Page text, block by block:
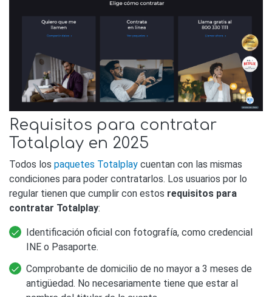
Requisitos para contratar
Totalplay en 2025
Todos los paquetes Totalplay cuentan con las mismas
condiciones para poder contratarlos. Los usuarios por lo
regular tienen que cumplir con estos requisitos para
contratar Totalplay:
Identificación oficial con fotografía, como credencial
INE o Pasaporte.
Comprobante de domicilio de no mayor a 3 meses de
antigüedad. No necesariamente tiene que estar al